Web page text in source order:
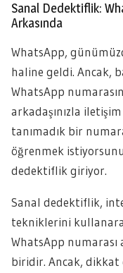
Sanal Dedektiflik:
Arkasında
WhatsApp,
haline geldi. Ancak,
WhatsApp
arkadaşınızla
tanımadık bir
öğrenmek
dedektiflik giriyor.
Sanal dedektiflik,
tekniklerini
WhatsApp numarası
biridir. Ancak, dikkat